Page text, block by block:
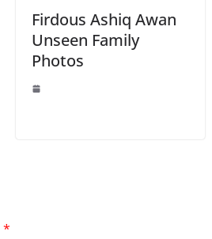
Firdous Ashiq Awan
Unseen Family
Photos
*